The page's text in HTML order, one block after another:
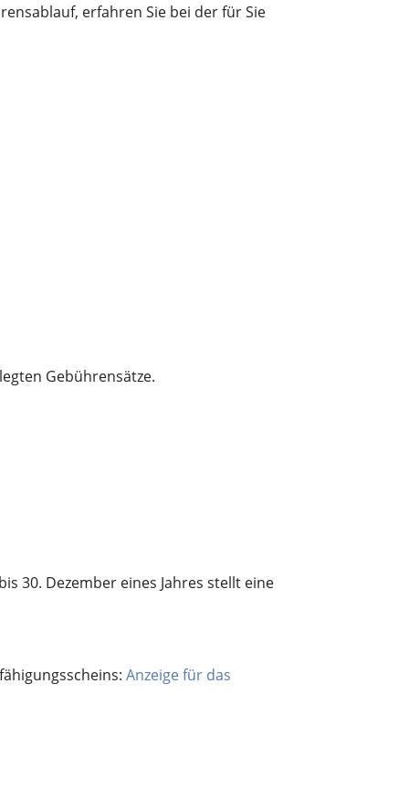
erfahren Sie bei derfür Sie
Gebührensätze.
30. Dezember eines Jahres stellt eine
Anzeige für das